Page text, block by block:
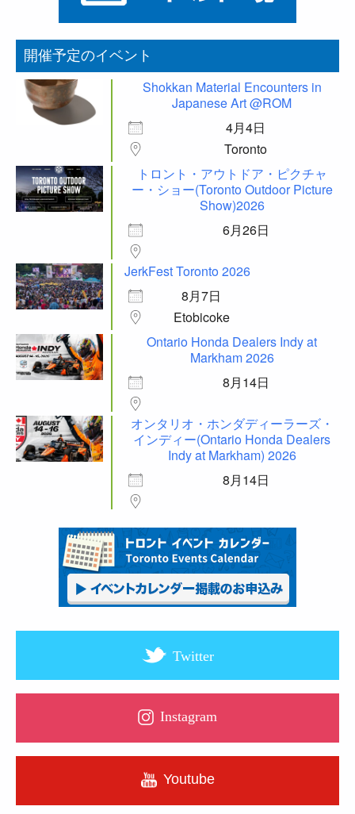
開催予定のイベント
Shokkan Material Encounters in
Japanese Art @ROM
4月4日
Toronto
トロント・アウトドア・ピクチャ
ー・ショー(Toronto Outdoor Picture
Show)2026
6月26日
JerkFest Toronto 2026
8月7日
Etobicoke
Ontario Honda Dealers Indy at
Markham 2026
8月14日
オンタリオ・ホンダディーラーズ・
インディー(Ontario Honda Dealers
Indy at Markham) 2026
8月14日
Twitter
Instagram
Youtube